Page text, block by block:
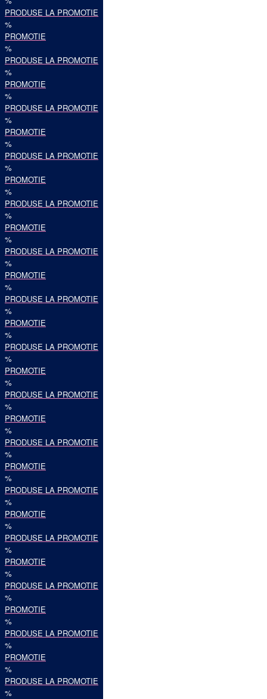
PRODUSE LA PROMOTIE
%
PROMOTIE
%
PRODUSE LA PROMOTIE
%
PROMOTIE
%
PRODUSE LA PROMOTIE
%
PROMOTIE
%
PRODUSE LA PROMOTIE
%
PROMOTIE
%
PRODUSE LA PROMOTIE
%
PROMOTIE
%
PRODUSE LA PROMOTIE
%
PROMOTIE
%
PRODUSE LA PROMOTIE
%
PROMOTIE
%
PRODUSE LA PROMOTIE
%
PROMOTIE
%
PRODUSE LA PROMOTIE
%
PROMOTIE
%
PRODUSE LA PROMOTIE
%
PROMOTIE
%
PRODUSE LA PROMOTIE
%
PROMOTIE
%
PRODUSE LA PROMOTIE
%
PROMOTIE
%
PRODUSE LA PROMOTIE
%
PROMOTIE
%
PRODUSE LA PROMOTIE
%
PROMOTIE
%
PRODUSE LA PROMOTIE
%